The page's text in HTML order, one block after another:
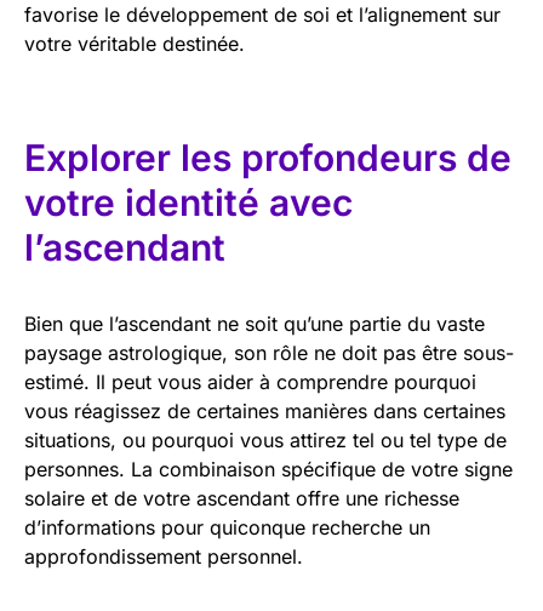
favorise le développement de soi et l’alignement sur
votre véritable destinée.
Explorer les profondeurs de
votre identité avec
l’ascendant
Bien que l’ascendant ne soit qu’une partie du vaste
paysage astrologique, son rôle ne doit pas être sous-
estimé. Il peut vous aider à comprendre pourquoi
vous réagissez de certaines manières dans certaines
situations, ou pourquoi vous attirez tel ou tel type de
personnes. La combinaison spécifique de votre signe
solaire et de votre ascendant offre une richesse
d’informations pour quiconque recherche un
approfondissement personnel.